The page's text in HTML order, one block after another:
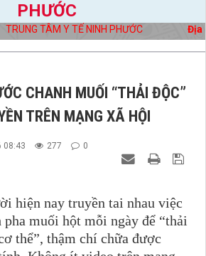
PHƯỚC
TÂM Y TẾ NINH PHƯỚC Địa
CHANH MUỐI “THẢI ĐỘC”
TRÊN MẠNG XÃ HỘI
08:43 277 0
hiện nay truyền tai nhau việc
pha muối hột mỗi ngày để “thải
thể”, thậm chí chữa được